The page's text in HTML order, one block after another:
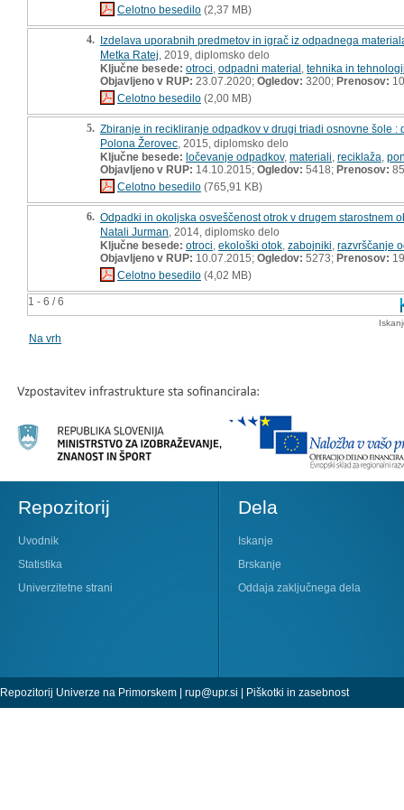
1 - 6 / 6
Celotno besedilo (2,37 MB)
4. Izdelava uporabnih predmetov in igrač iz odpadnega
Metka Ratej , 2019, diplomsko delo
Ključne besede: otroci odpadni material tehnika in
Objavljeno v RUP: 23.07.2020; Ogledov: 3200; Prenosov:
Celotno besedilo (2,00 MB)
5. Zbiranje in recikliranje odpadkov v drugi triadi osnovne šole :
Polona Žerovec , 2015, diplomsko delo
Ključne besede: ločevanje odpadkov, materiali reciklaža
Objavljeno v RUP: 14.10.2015; Ogledov: 5418; Prenosov: 85
Celotno besedilo (765,91 KB)
6. Odpadki in okoljska osveščenost otrok v drugem starostnem
Natali Jurman , 2014, diplomsko delo
Ključne besede: otroci ekološki otok zabojniki razvrščanje
Objavljeno v RUP: 10.07.2015; Ogledov: 5273; Prenosov:
Celotno besedilo (4,02 MB)
Na vrh
Repozitorij
Uvodnik
Statistika
Univerzitetne strani
Dela
Iskanje
Brskanje
Oddaja zaključnega dela
Repozitorij Univerze na Primorskem | rup@upr.si | Piškotki in zasebnost